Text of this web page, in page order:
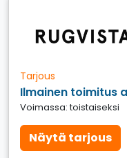
Tarjous
Ilmainen toimitus
Voimassa: toistaiseksi
Näytä tarjous